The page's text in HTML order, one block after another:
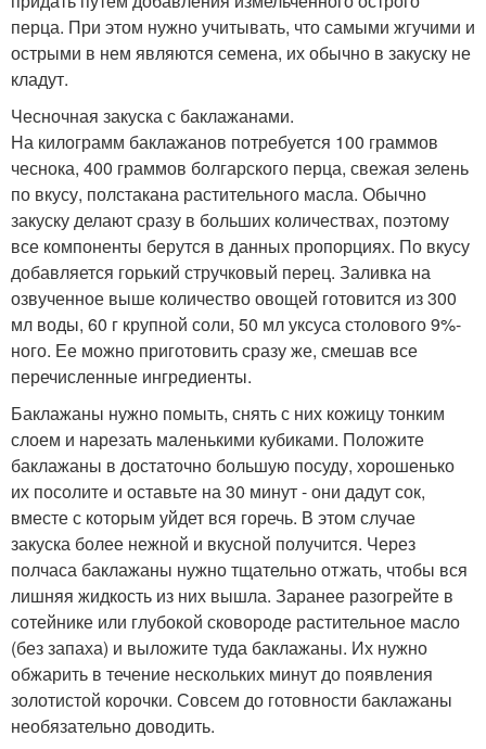
перца. При этом нужно учитывать, что самыми жгучими и
острыми в нем являются семена, их обычно в закуску не
кладут.
Чесночная закуска с баклажанами.
На килограмм баклажанов потребуется 100 граммов
чеснока, 400 граммов болгарского перца, свежая зелень
по вкусу, полстакана растительного масла. Обычно
закуску делают сразу в больших количествах, поэтому
все компоненты берутся в данных пропорциях. По вкусу
добавляется горький стручковый перец. Заливка на
озвученное выше количество овощей готовится из 300
мл воды, 60 г крупной соли, 50 мл уксуса столового 9%-
ного. Ее можно приготовить сразу же, смешав все
перечисленные ингредиенты.
Баклажаны нужно помыть, снять с них кожицу тонким
слоем и нарезать маленькими кубиками. Положите
баклажаны в достаточно большую посуду, хорошенько
их посолите и оставьте на 30 минут - они дадут сок,
вместе с которым уйдет вся горечь. В этом случае
закуска более нежной и вкусной получится. Через
полчаса баклажаны нужно тщательно отжать, чтобы вся
лишняя жидкость из них вышла. Заранее разогрейте в
сотейнике или глубокой сковороде растительное масло
(без запаха) и выложите туда баклажаны. Их нужно
обжарить в течение нескольких минут до появления
золотистой корочки. Совсем до готовности баклажаны
необязательно доводить.